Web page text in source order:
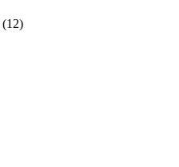
(12)